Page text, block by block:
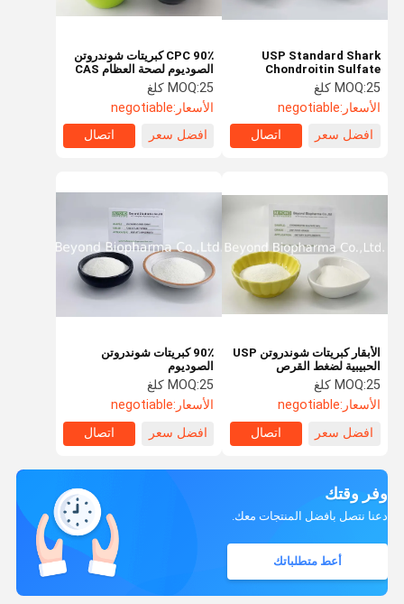
CPC 90٪ كبريتات شوندروتن
الصوديوم لصحة العظام CAS
9082-07-9
MOQ:25 كلغ
الأسعار:negotiable
افضل سعر
اتصال
USP Standard Shark
Chondroitin Sulfate
Sodium المستخرج من
غضروف القرش لمكملات صحة
العظام
MOQ:25 كلغ
الأسعار:negotiable
افضل سعر
اتصال
90٪ كبريتات شوندروتن
الصوديوم
MOQ:25 كلغ
الأسعار:negotiable
افضل سعر
اتصال
الأبقار كبريتات شوندروتن USP
الحبيبية لضغط القرص
MOQ:25 كلغ
الأسعار:negotiable
افضل سعر
اتصال
وفر وقتك
دعنا نتصل بأفضل المنتجات معك.
أعط متطلباتك